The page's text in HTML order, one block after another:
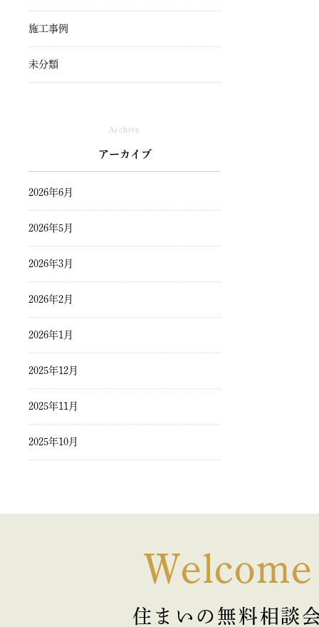
施工事例
未分類
Archive
アーカイブ
2026年6月
2026年5月
2026年3月
2026年2月
2026年1月
2025年12月
2025年11月
2025年10月
2025年8月
Welcome
住まいの無料相談